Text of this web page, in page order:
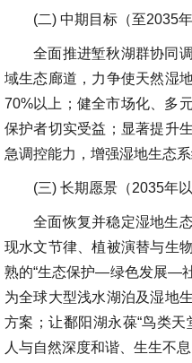
(二) 中期目标（至2035
全面推进堑秋湖群协同
域生态廊道，力争使天然湿
70%以上；健全市场化、多
保护者切实受益；显著提升
急调控能力，增强湿地生态
(三) 长期愿景（2035年
全面恢复并稳定湿地生
现水文节律、植被演替与生
熟的“生态保护—绿色发展—社
为全球大型浅水湖泊及湿地
方案；让鄱阳湖永葆“鸟类
人与自然深度和谐、生生不息